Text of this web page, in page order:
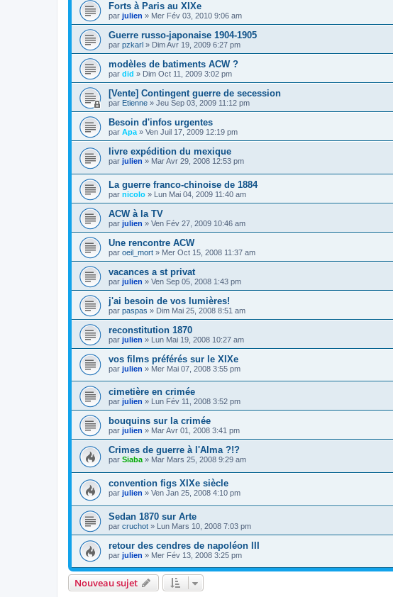
Forts à Paris au XIXe
par julien » Mer Fév 03, 2010 9:06 am
Guerre russo-japonaise 1904-1905
par pzkarl » Dim Avr 19, 2009 6:27 pm
modèles de batiments ACW ?
par did » Dim Oct 11, 2009 3:02 pm
[Vente] Contingent guerre de secession
par Etienne » Jeu Sep 03, 2009 11:12 pm
Besoin d'infos urgentes
par Apa » Ven Juil 17, 2009 12:19 pm
livre expédition du mexique
par julien » Mar Avr 29, 2008 12:53 pm
La guerre franco-chinoise de 1884
par nicolo » Lun Mai 04, 2009 11:40 am
ACW à la TV
par julien » Ven Fév 27, 2009 10:46 am
Une rencontre ACW
par oeil_mort » Mer Oct 15, 2008 11:37 am
vacances a st privat
par julien » Ven Sep 05, 2008 1:43 pm
j'ai besoin de vos lumières!
par paspas » Dim Mai 25, 2008 8:51 am
reconstitution 1870
par julien » Lun Mai 19, 2008 10:27 am
vos films préférés sur le XIXe
par julien » Mer Mai 07, 2008 3:55 pm
cimetière en crimée
par julien » Lun Fév 11, 2008 3:52 pm
bouquins sur la crimée
par julien » Mar Avr 01, 2008 3:41 pm
Crimes de guerre à l'Alma ?!?
par Siaba» Mar Mars 25, 2008 9:29 am
convention figs XIXe siècle
par julien » Ven Jan 25, 2008 4:10 pm
Sedan 1870 sur Arte
par cruchot » Lun Mars 10, 2008 7:03 pm
retour des cendres de napoléon III
par julien » Mer Fév 13, 2008 3:25 pm
Nouveau sujet